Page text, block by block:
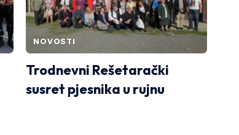
NOVOSTI
Trodnevni Rešetarački
susret pjesnika u rujnu